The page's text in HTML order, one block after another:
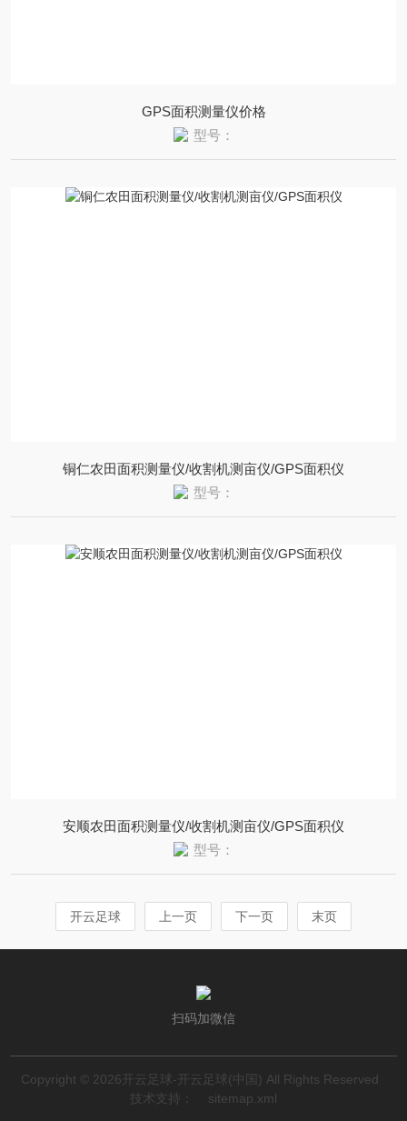
GPS面积测量仪价格
型号：
铜仁农田面积测量仪/收割机测亩仪/GPS面积仪
型号：
安顺农田面积测量仪/收割机测亩仪/GPS面积仪
型号：
开云足球 上一页 下一页 末页
扫码加微信
Copyright © 2026开云足球-开云足球(中国) All Rights Reserved
技术支持： sitemap.xml